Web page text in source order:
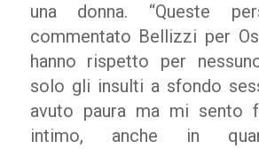
una donna. “Queste
commentato Bellizzi per
hanno rispetto per
solo gli insulti a sfondo
avuto paura ma mi sento
intimo, anche in